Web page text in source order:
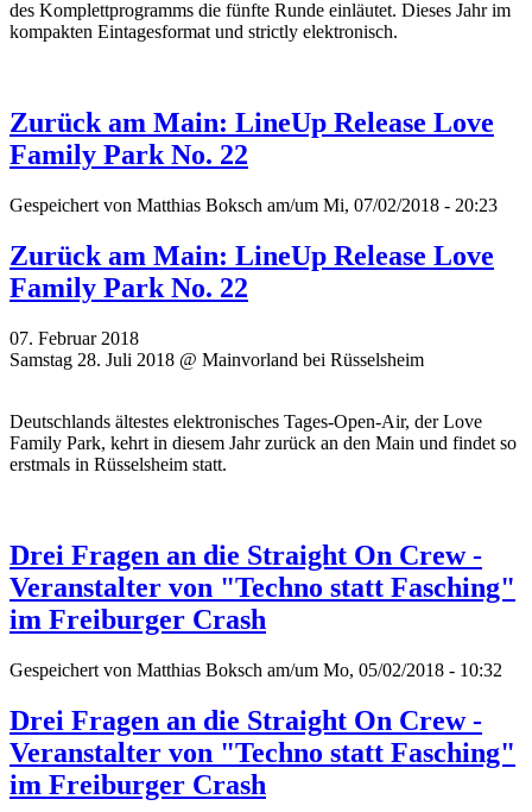
des Komplettprogramms die fünfte Runde einläutet. Dieses Jahr im
kompakten Eintagesformat und strictly elektronisch.
Zurück am Main: LineUp Release Love
Family Park No. 22
Gespeichert von Matthias Boksch am/um Mi, 07/02/2018 - 20:23
Zurück am Main: LineUp Release Love
Family Park No. 22
07. Februar 2018
Samstag 28. Juli 2018 @ Mainvorland bei Rüsselsheim
Deutschlands ältestes elektronisches Tages-Open-Air, der Love
Family Park, kehrt in diesem Jahr zurück an den Main und findet so
erstmals in Rüsselsheim statt.
Drei Fragen an die Straight On Crew -
Veranstalter von "Techno statt Fasching"
im Freiburger Crash
Gespeichert von Matthias Boksch am/um Mo, 05/02/2018 - 10:32
Drei Fragen an die Straight On Crew -
Veranstalter von "Techno statt Fasching"
im Freiburger Crash